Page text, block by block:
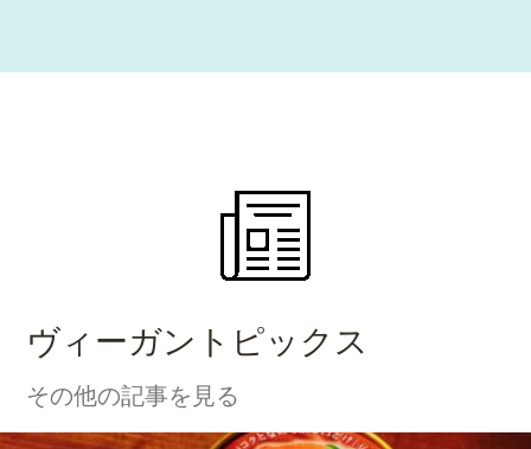
ヴィーガントピックス
その他の記事を見る